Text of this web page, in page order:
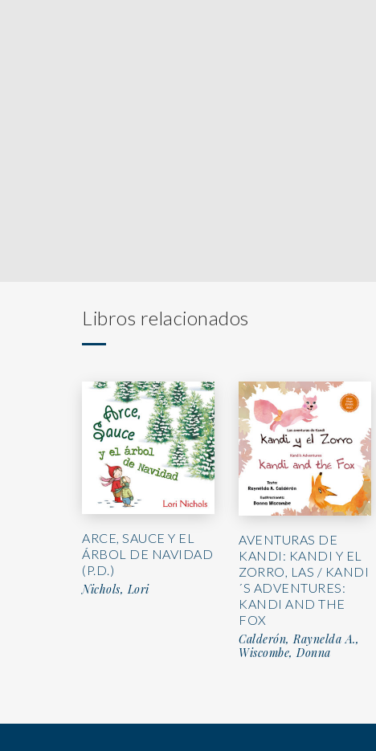
Libros relacionados
ARCE, SAUCE Y EL
ÁRBOL DE NAVIDAD
(P.D.)
Nichols, Lori
AVENTURAS DE
KANDI: KANDI Y EL
ZORRO, LAS / KANDI
´S ADVENTURES:
KANDI AND THE
FOX
Calderón, Raynelda A.,
Wiscombe, Donna